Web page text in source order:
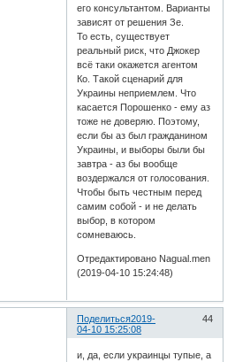
его консультантом. Варианты
зависят от решения Зе.
То есть, существует
реальный риск, что Джокер
всё таки окажется агентом
Ко. Такой сценарий для
Украины неприемлем. Что
касается Порошенко - ему аз
тоже не доверяю. Поэтому,
если бы аз был гражданином
Украины, и выборы были бы
завтра - аз бы вообще
воздержался от голосования.
Чтобы быть честным перед
самим собой - и не делать
выбор, в котором
сомневаюсь.
Отредактировано Nagual.men
(2019-04-10 15:24:48)
Поделиться 44
2019-
04-10 15:25:08
и, да, если украинцы тупые, а